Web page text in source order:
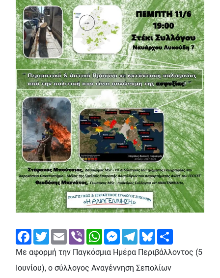
FacebookTwitterEmail Viber WhatsAppMessengerTelegramBluesky
Με αφορμή την Παγκόσμια Ημέρα Περιβάλλοντος (5
Ιουνίου), ο σύλλογος Αναγέννηση Σεπολίων